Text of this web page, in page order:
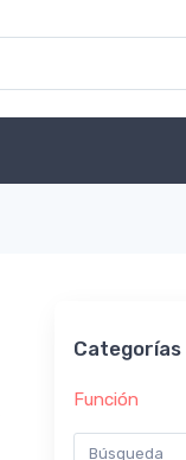
Categorías
Función